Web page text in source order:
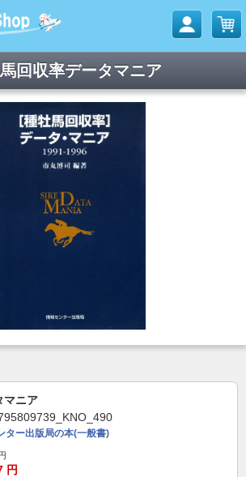
回収率データマニア
マニア
ター出版局の本(一般書)
円